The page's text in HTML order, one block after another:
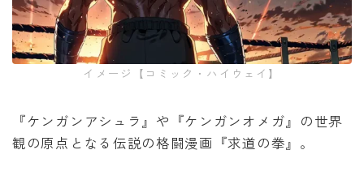
みいちゃんと山田さん
作戦名は純情
枯れた花に涙を
イメージ【コミック・ハイウェイ】
『ケンガンアシュラ』や『ケンガンオメガ』の世界
観の原点となる伝説の格闘漫画『求道の拳』。